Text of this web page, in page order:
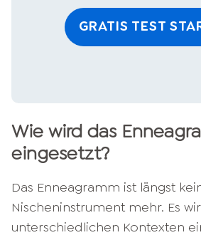
GRATIS TEST
Wie wird das
eingesetzt?
Das Enneagramm ist längst
Nischeninstrument mehr. Es
unterschiedlichen Kontexten